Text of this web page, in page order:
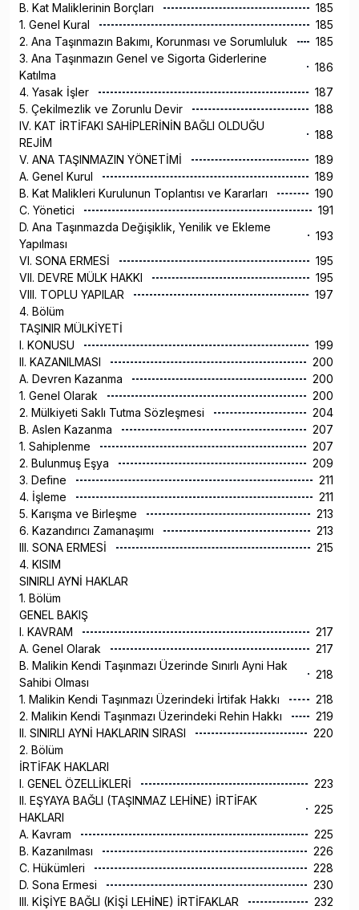
B. Kat Maliklerinin Borçları
185
1. Genel Kural
185
2. Ana Taşınmazın Bakımı, Korunması ve Sorumluluk
185
3. Ana Taşınmazın Genel ve Sigorta Giderlerine
Katılma
186
4. Yasak İşler
187
5. Çekilmezlik ve Zorunlu Devir
188
IV. KAT İRTİFAKI SAHİPLERİNİN BAĞLI OLDUĞU
REJİM
188
V. ANA TAŞINMAZIN YÖNETİMİ
189
A. Genel Kurul
189
B. Kat Malikleri Kurulunun Toplantısı ve Kararları
190
C. Yönetici
191
D. Ana Taşınmazda Değişiklik, Yenilik ve Ekleme
Yapılması
193
VI. SONA ERMESİ
195
VII. DEVRE MÜLK HAKKI
195
VIII. TOPLU YAPILAR
197
4. Bölüm
TAŞINIR MÜLKİYETİ
I. KONUSU
199
II. KAZANILMASI
200
A. Devren Kazanma
200
1. Genel Olarak
200
2. Mülkiyeti Saklı Tutma Sözleşmesi
204
B. Aslen Kazanma
207
1. Sahiplenme
207
2. Bulunmuş Eşya
209
3. Define
211
4. İşleme
211
5. Karışma ve Birleşme
213
6. Kazandırıcı Zamanaşımı
213
III. SONA ERMESİ
215
4. KISIM
SINIRLI AYNİ HAKLAR
1. Bölüm
GENEL BAKIŞ
I. KAVRAM
217
A. Genel Olarak
217
B. Malikin Kendi Taşınmazı Üzerinde Sınırlı Ayni Hak
Sahibi Olması
218
1. Malikin Kendi Taşınmazı Üzerindeki İrtifak Hakkı
218
2. Malikin Kendi Taşınmazı Üzerindeki Rehin Hakkı
219
II. SINIRLI AYNİ HAKLARIN SIRASI
220
2. Bölüm
İRTİFAK HAKLARI
I. GENEL ÖZELLİKLERİ
223
II. EŞYAYA BAĞLI (TAŞINMAZ LEHİNE) İRTİFAK
HAKLARI
225
A. Kavram
225
B. Kazanılması
226
C. Hükümleri
228
D. Sona Ermesi
230
III. KİŞİYE BAĞLI (KİŞİ LEHİNE) İRTİFAKLAR
232